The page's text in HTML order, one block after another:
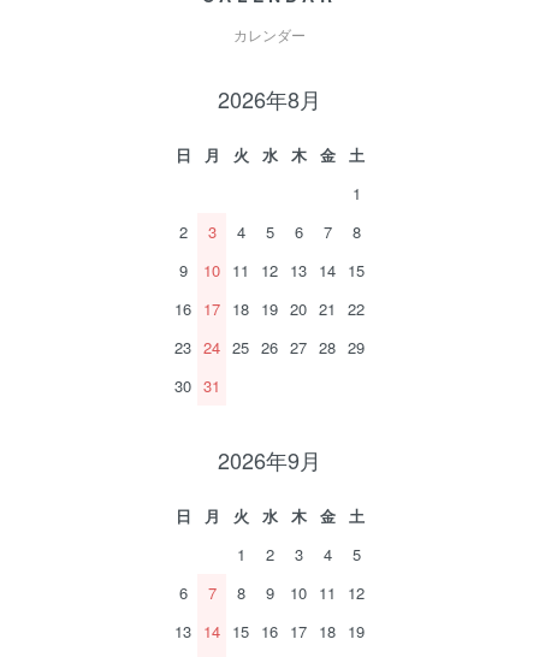
カレンダー
2026年8月
日 月 火 水 木 金
土
1
2
3 4 5 6 7
8
9
10 11 12 13 14 15
16 17 18 19 20 21
22
23 24 25 26 27 28 29
30 31
2026年9月
日 月 火 水 木 金
土
1
2 3 4
5
6
7 8 9 10 11
12
13 14 15 16 17 18 19